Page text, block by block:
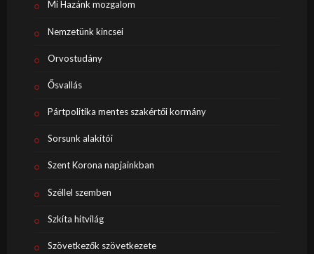
Mi Hazánk mozgalom
Nemzetünk kincsei
Orvostudány
Ősvallás
Pártpolitika mentes szakértői kormány
Sorsunk alakítói
Szent Korona napjainkban
Széllel szemben
Szkíta hitvilág
Szövetkezők szövetkezete